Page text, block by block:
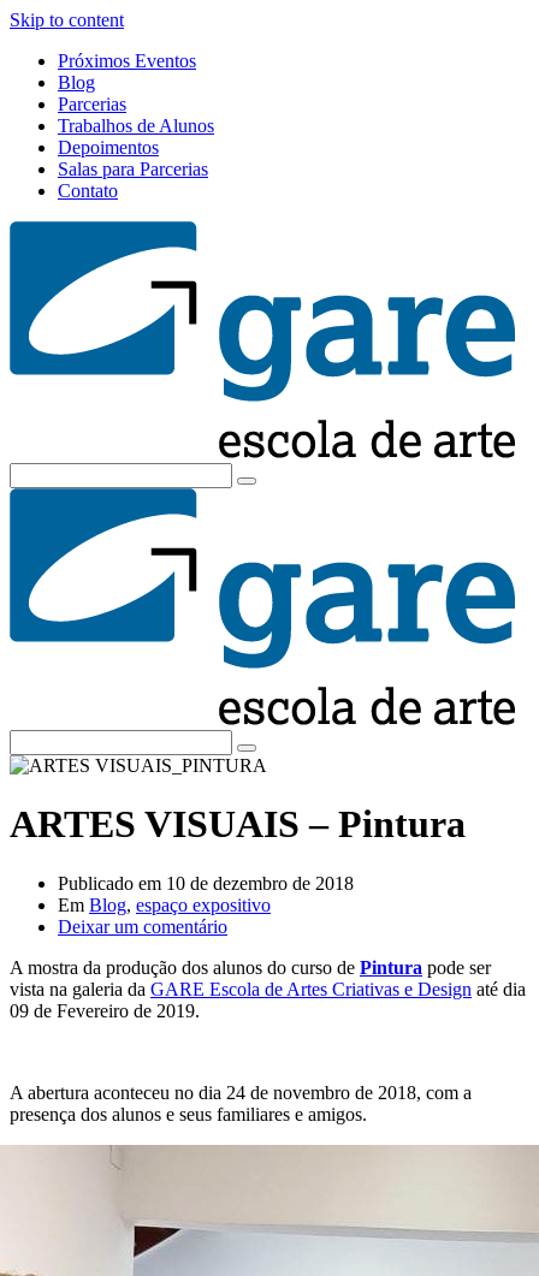
Skip to content
Próximos Eventos
Blog
Parcerias
Trabalhos de Alunos
Depoimentos
Salas para Parcerias
Contato
ARTES VISUAIS – Pintura
Publicado em 10 de dezembro de 2018
Em Blog, espaço expositivo
Deixar um comentário
A mostra da produção dos alunos do curso de Pintura pode ser
vista na galeria da GARE Escola de Artes Criativas e Design até dia
09 de Fevereiro de 2019.
A abertura aconteceu no dia 24 de novembro de 2018, com a
presença dos alunos e seus familiares e amigos.